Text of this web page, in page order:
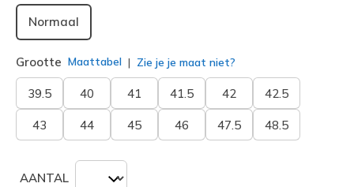
Normaal
Grootte Maattabel Zie je je maat niet?
39.5 40 41 41.5 42 42.5
43 44 45 46 47.5 48.5
AANTAL